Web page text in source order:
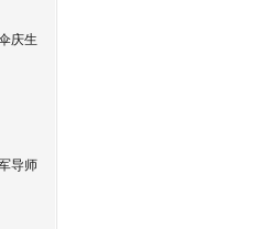
庆生
导师